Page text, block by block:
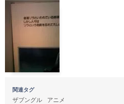
関連タグ
ザブングル アニメ